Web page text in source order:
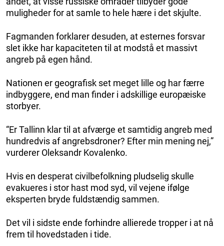
muligheder for at samle to hele hære i det skjulte.
Fagmanden forklarer desuden, at esternes forsvar
slet ikke har kapaciteten til at modstå et massivt
angreb på egen hånd.
Nationen er geografisk set meget lille og har færre
indbyggere, end man finder i adskillige europæiske
storbyer.
“Er Tallinn klar til at afværge et samtidig angreb med
hundredvis af angrebsdroner? Efter min mening nej,”
vurderer Oleksandr Kovalenko.
Hvis en desperat civilbefolkning pludselig skulle
evakueres i stor hast mod syd, vil vejene ifølge
eksperten bryde fuldstændig sammen.
Det vil i sidste ende forhindre allierede tropper i at nå
frem til hovedstaden i tide.